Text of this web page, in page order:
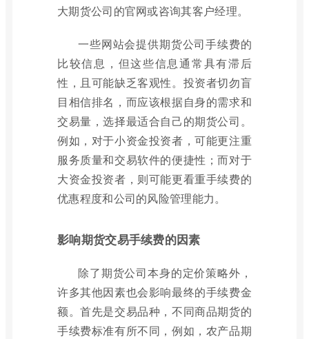
大期货公司的官网或咨询其客户经理。
一些网站会提供期货公司手续费的
比较信息，但这些信息通常具有滞后
性，且可能缺乏客观性。投资者切勿盲
目相信排名，而应该根据自身的需求和
交易量，选择最适合自己的期货公司。
例如，对于小资金投资者，可能更注重
服务质量和交易软件的便捷性；而对于
大资金投资者，则可能更看重手续费的
优惠程度和公司的风险管理能力。
影响期货交易手续费的因素
除了期货公司本身的定价策略外，
许多其他因素也会影响最终的手续费金
额。首先是交易品种，不同商品期货的
手续费标准有所不同，例如，农产品期